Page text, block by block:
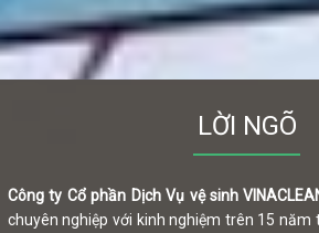
LỜI NGÕ
Công ty Cổ phần Dịch Vụ vệ sinh
chuyên nghiệp với kinh nghiệm trên 15